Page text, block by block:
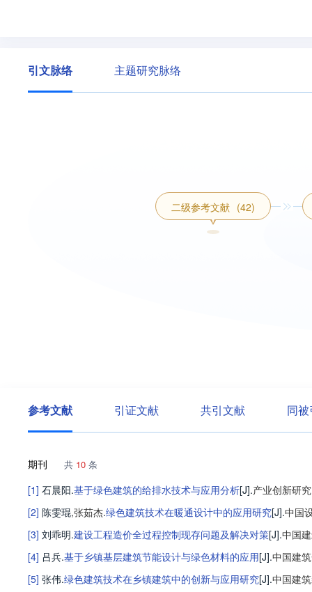
引文脉络 主题研究脉络
二级参考文献 (42)
参考文献 引证文献 共引文献 同
期刊 共 10 条
[1] 石晨阳.基于绿色建筑的给排水技术与应用分析[J].产业创新研究
[2] 陈雯琨,张茹杰.绿色建筑技术在暖通设计中的应用研究[J].中国
[3] 刘乖明.建设工程造价全过程控制现存问题及解决对策[J].中国
[4] 吕兵.基于乡镇基层建筑节能设计与绿色材料的应用[J].中国建
[5] 张伟.绿色建筑技术在乡镇建筑中的创新与应用研究[J].中国建